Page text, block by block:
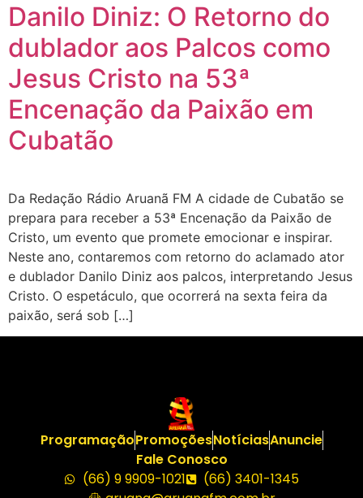
Danilo Diniz: O Retorno do
dublador aos Palcos como
Jesus Cristo na 53ª
Encenação da Paixão em
Cubatão
Da Redação Rádio Aruanã FM A cidade de Cubatão se
prepara para receber a 53ª Encenação da Paixão de
Cristo, um evento que promete emocionar e inspirar.
Neste ano, contaremos com retorno do aclamado ator
e dublador Danilo Diniz aos palcos, interpretando Jesus
Cristo. O espetáculo, que ocorrerá na sexta feira da
paixão, será sob […]
ProgramaçãoPromoçõesNotíciasAnuncie
Fale Conosco
(66) 9 9909-1021
(66) 3401-1345